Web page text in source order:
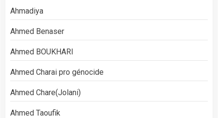
Ahmadiya
Ahmed Benaser
Ahmed BOUKHARI
Ahmed Charai pro génocide
Ahmed Chare(Jolani)
Ahmed Taoufik